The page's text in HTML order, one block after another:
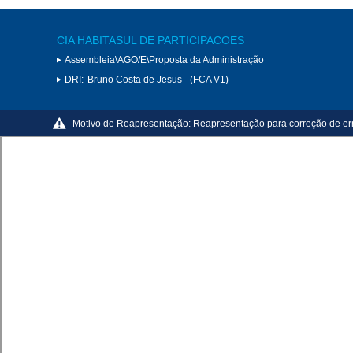
CIA HABITASUL DE PARTICIPACOES
Assembleia\AGO/E\Proposta da Administração
DRI: Bruno Costa de Jesus - (FCA V1)
Motivo de Reapresentação: Reapresentação para correção de